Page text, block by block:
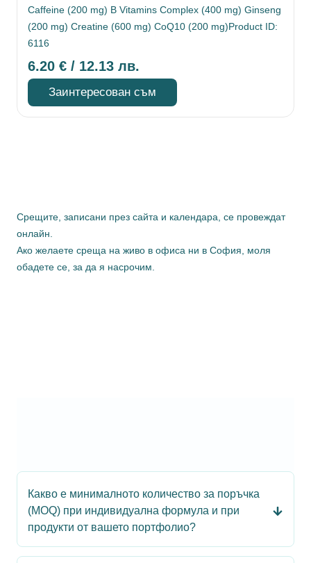
Caffeine (200 mg) B Vitamins Complex (400 mg) Ginseng
(200 mg) Creatine (600 mg) CoQ10 (200 mg)Product ID:
6116
6.20 € / 12.13 лв.
Заинтересован съм
Срещите, записани през сайта и календара, се провеждат
онлайн.
Ако желаете среща на живо в офиса ни в София, моля
обадете се, за да я насрочим.
Какво е минималното количество за поръчка
(MOQ) при индивидуална формула и при
продукти от вашето портфолио?